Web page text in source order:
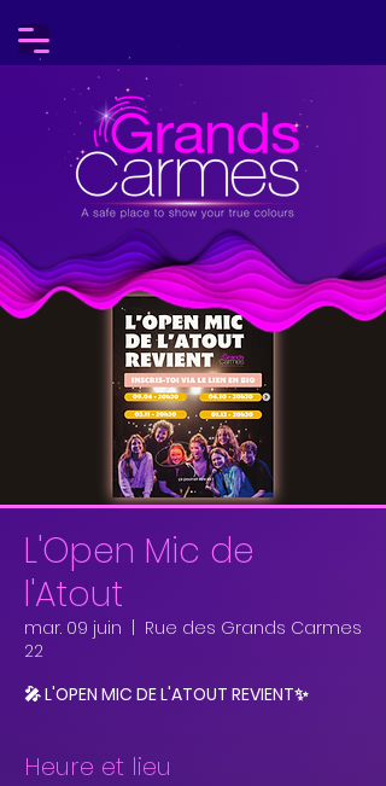
L'Open Mic de
l'Atout
mar. 09 juin
Rue des Grands Carmes
22
🎤 L'OPEN MIC DE L'ATOUT REVIENT✨
Heure et lieu